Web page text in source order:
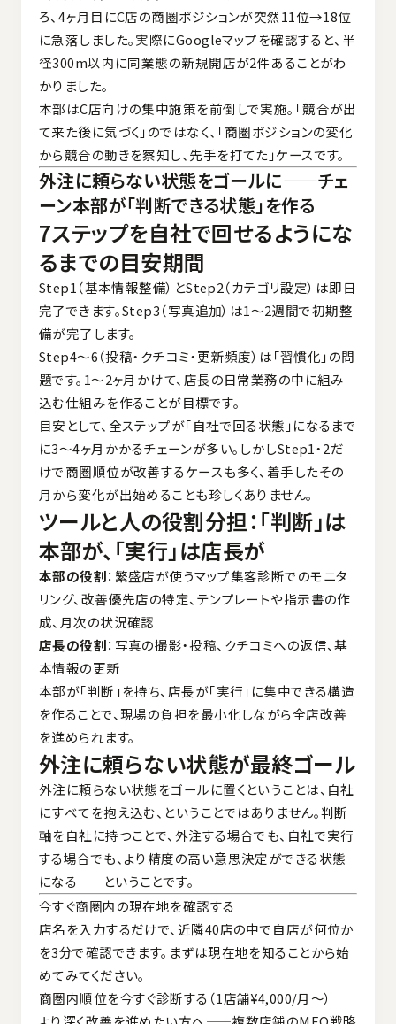
ろ、4ヶ月目にC店の商圏ポジションが突然11位→18位
に急落しました。実際にGoogleマップを確認すると、半
径300m以内に同業態の新規開店が2件あることがわ
かりました。
本部はC店向けの集中施策を前倒しで実施。「競合が出
て来た後に気づく」のではなく、「商圏ポジションの変化
から競合の動きを察知し、先手を打てた」ケースです。
外注に頼らない状態をゴールに——チェ
ーン本部が「判断できる状態」を作る
7ステップを自社で回せるようにな
るまでの目安期間
Step1（基本情報整備）とStep2（カテゴリ設定）は即日
完了できます。Step3（写真追加）は1〜2週間で初期整
備が完了します。
Step4〜6（投稿・クチコミ・更新頻度）は「習慣化」の問
題です。1〜2ヶ月かけて、店長の日常業務の中に組み
込む仕組みを作ることが目標です。
目安として、全ステップが「自社で回る状態」になるまで
に3〜4ヶ月かかるチェーンが多い。しかしStep1・2だ
けで商圏順位が改善するケースも多く、着手したその
月から変化が出始めることも珍しくありません。
ツールと人の役割分担：「判断」は
本部が、「実行」は店長が
本部の役割：繁盛店が使うマップ集客診断でのモニタ
リング、改善優先店の特定、テンプレートや指示書の作
成、月次の状況確認
店長の役割：写真の撮影・投稿、クチコミへの返信、基
本情報の更新
本部が「判断」を持ち、店長が「実行」に集中できる構造
を作ることで、現場の負担を最小化しながら全店改善
を進められます。
外注に頼らない状態が最終ゴール
外注に頼らない状態をゴールに置くということは、自社
にすべてを抱え込む、ということではありません。判断
軸を自社に持つことで、外注する場合でも、自社で実行
する場合でも、より精度の高い意思決定ができる状態
になる——ということです。
今すぐ商圏内の現在地を確認する
店名を入力するだけで、近隣40店の中で自店が何位か
を3分で確認できます。まずは現在地を知ることから始
めてみてください。
商圏内順位を今すぐ診断する（1店舗¥4,000/月〜）